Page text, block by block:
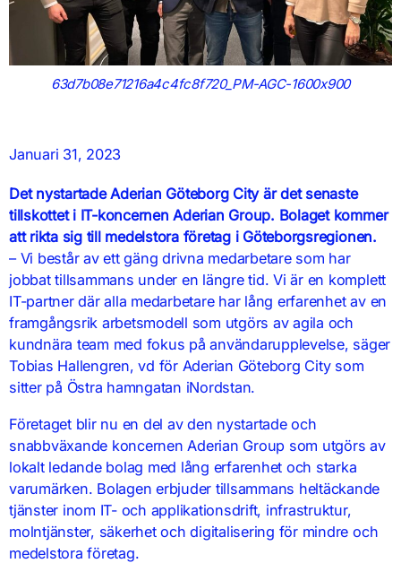
63d7b08e71216a4c4fc8f720_PM-AGC-1600x900
Januari 31, 2023
Det nystartade Aderian Göteborg City är det senaste
tillskottet i IT-koncernen Aderian Group. Bolaget kommer
att rikta sig till medelstora företag i Göteborgsregionen.
– Vi består av ett gäng drivna medarbetare som har
jobbat tillsammans under en längre tid. Vi är en komplett
IT-partner där alla medarbetare har lång erfarenhet av en
framgångsrik arbetsmodell som utgörs av agila och
kundnära team med fokus på användarupplevelse, säger
Tobias Hallengren, vd för Aderian Göteborg City som
sitter på Östra hamngatan iNordstan.
Företaget blir nu en del av den nystartade och
snabbväxande koncernen Aderian Group som utgörs av
lokalt ledande bolag med lång erfarenhet och starka
varumärken. Bolagen erbjuder tillsammans heltäckande
tjänster inom IT- och applikationsdrift, infrastruktur,
molntjänster, säkerhet och digitalisering för mindre och
medelstora företag.